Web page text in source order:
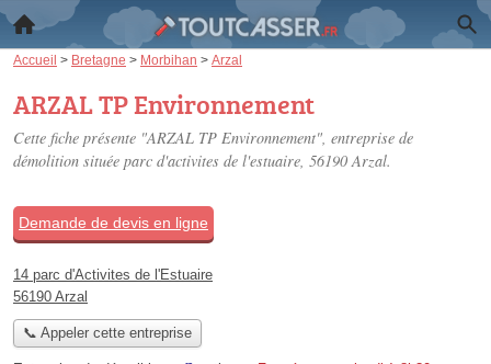
Accueil > Bretagne > Morbihan > Arzal
ARZAL TP Environnement
Cette fiche présente "ARZAL TP Environnement", entreprise de
démolition située parc d'activites de l'estuaire, 56190 Arzal.
Demande de devis en ligne
14 parc d'Activites de l'Estuaire
56190 Arzal
📞 Appeler cette entreprise